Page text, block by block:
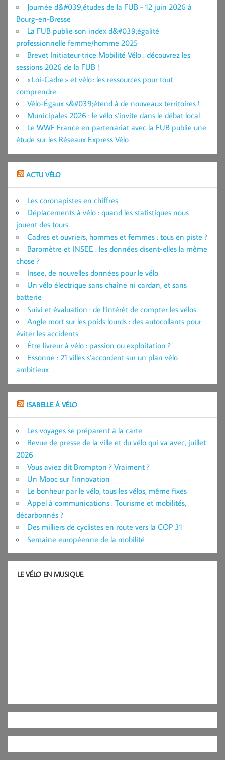
Journée d&#039;études de la FUB - 12 juin 2026 à
Bourg-en-Bresse
La FUB publie son index d&#039;égalité
professionnelle femme/homme 2025
Brevet Initiateur·trice Mobilité Vélo : découvrez les
sessions 2026 de la FUB !
« Loi-Cadre » et vélo : les ressources pour tout
comprendre
Vélo-Égaux s&#039;étend à de nouveaux territoires !
Municipales 2026 : le vélo s’invite dans le débat local
Le WWF France en partenariat avec la FUB publie une
étude sur les Réseaux Express Vélo
ACTU VÉLO
Les coronapistes en chiffres
Déplacements à vélo : quand les statistiques nous
jouent des tours
Cadres et ouvriers, hommes et femmes : tous en piste ?
Baromètre et INSEE : les données disent-elles la même
chose ?
Insee, de nouvelles données pour le vélo
Un vélo électrique sans chaîne ni cardan, et sans
batterie
Suivi et évaluation : de l’intérêt de compter les vélos
Angle mort sur les poids lourds : des autocollants pour
éviter les accidents
Être livreur à vélo : passion ou exploitation ?
Essonne : 21 villes s’accordent sur un plan vélo
ambitieux
ISABELLE À VÉLO
Les voyages se préparent à la carte
Revue de presse de la ville et du vélo qui va avec, juillet
2026
Vous aviez dit Brompton ? Vraiment ?
Un Mooc sur l’innovation
Le bonheur par le vélo, tous les vélos, même fixes
Appel à communications : Tourisme et mobilités,
décarbonnés ?
Des milliers de cyclistes en route vers la COP 31
Semaine européenne de la mobilité
LE VÉLO EN MUSIQUE